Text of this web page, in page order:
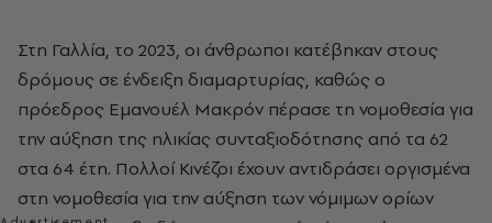
Στη Γαλλία, το 2023, οι άνθρωποι κατέβηκαν στους
δρόμους σε ένδειξη διαμαρτυρίας, καθώς ο
πρόεδρος Εμανουέλ Μακρόν πέρασε τη νομοθεσία για
την αύξηση της ηλικίας συνταξιοδότησης από τα 62
στα 64 έτη. Πολλοί Κινέζοι έχουν αντιδράσει οργισμένα
στη νομοθεσία για την αύξηση των νόμιμων ορίων